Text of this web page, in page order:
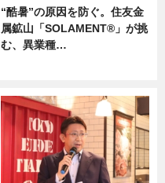
“酷暑”の原因を防ぐ。住友金
属鉱山「SOLAMENT®」が挑
む、異業種…